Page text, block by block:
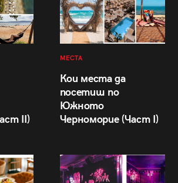
II)
МЕСТА
Кои места да
посетиш по
Южното
Черноморие (Част I)